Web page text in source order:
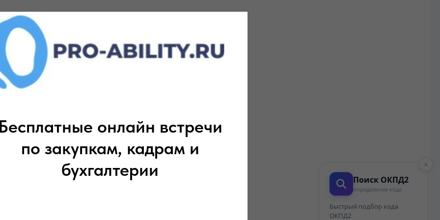
Бесплатные онлайн встречи
по закупкам, кадрам и
бухгалтерии
специального машиностроения"
две основные группы товаров.
сгорания с рабочим объемом
продуктов.
упаковки.
аппараты для запайки лотков.
конвейерные
×
Поиск ОКПД2
определение кода
Быстрый подбор кода
ОКПД2